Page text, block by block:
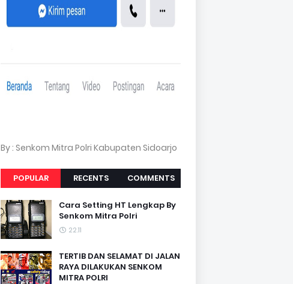
By : Senkom Mitra Polri Kabupaten Sidoarjo
POPULAR RECENTS COMMENTS
Cara Setting HT Lengkap By
Senkom Mitra Polri
22.11
TERTIB DAN SELAMAT DI JALAN
RAYA DILAKUKAN SENKOM
MITRA POLRI